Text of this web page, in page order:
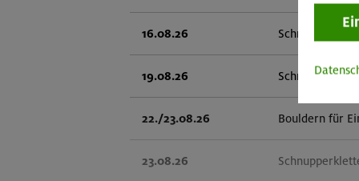
16.08.26
19.08.26
22./23.08.26 Bouldern für
23.08.26